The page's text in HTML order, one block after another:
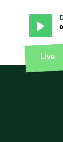
· "Drop
Live